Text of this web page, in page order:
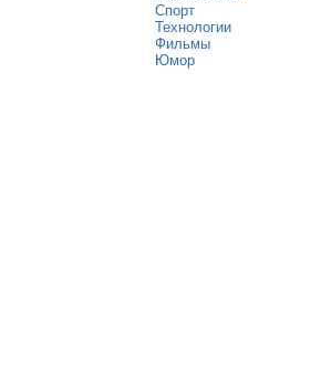
Спорт
Технологии
Фильмы
Юмор